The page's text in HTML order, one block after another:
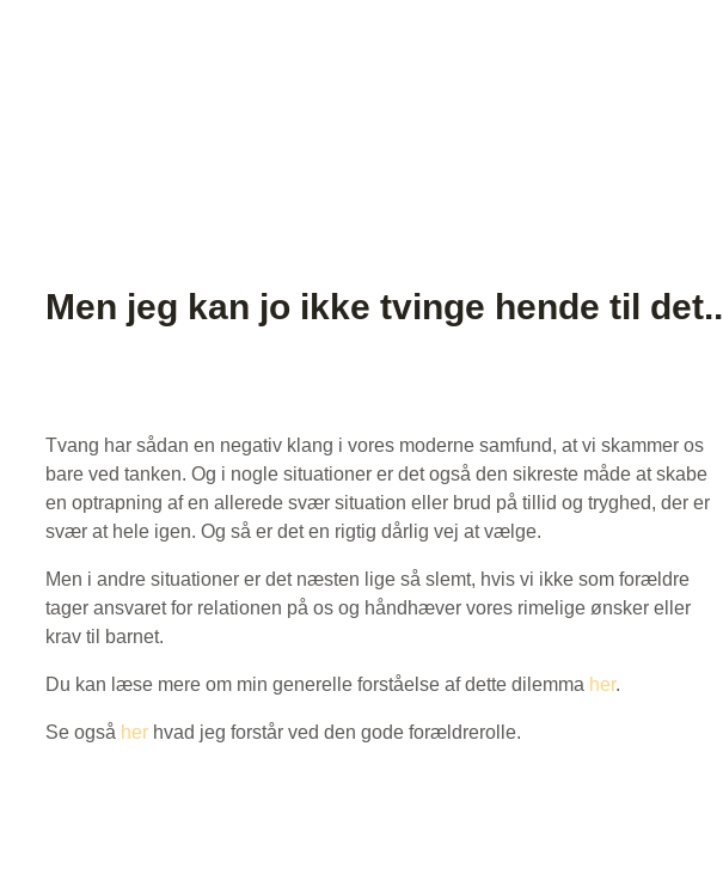
Men jeg kan jo ikke tvinge hende til det..
Tvang har sådan en negativ klang i vores moderne samfund, at vi skammer os
bare ved tanken. Og i nogle situationer er det også den sikreste måde at skabe
en optrapning af en allerede svær situation eller brud på tillid og tryghed, der er
svær at hele igen. Og så er det en rigtig dårlig vej at vælge.
Men i andre situationer er det næsten lige så slemt, hvis vi ikke som forældre
tager ansvaret for relationen på os og håndhæver vores rimelige ønsker eller
krav til barnet.
Du kan læse mere om min generelle forståelse af dette dilemma her.
Se også her hvad jeg forstår ved den gode forældrerolle.